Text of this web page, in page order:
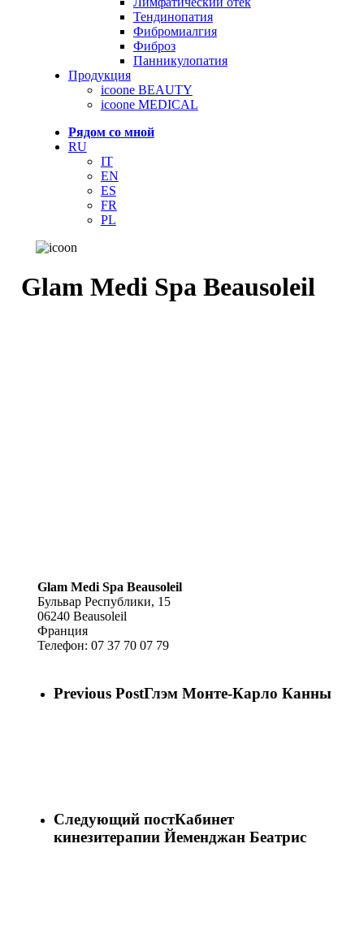
Тендинопатия
Фибромиалгия
Фиброз
Панникулопатия
Продукция
icoone BEAUTY
icoone MEDICAL
Рядом со мной
RU
IT
EN
ES
FR
PL
Glam Medi Spa Beausoleil
Glam Medi Spa Beausoleil
Бульвар Республики, 15
06240 Beausoleil
Франция
Телефон: 07 37 70 07 79
Previous PostГлэм Монте-Карло Канны
Следующий постКабинет
кинезитерапии Йеменджан Беатрис